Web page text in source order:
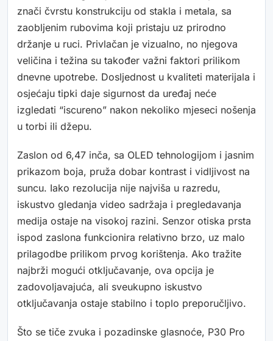
znači čvrstu konstrukciju od stakla i metala, sa
zaobljenim rubovima koji pristaju uz prirodno
držanje u ruci. Privlačan je vizualno, no njegova
veličina i težina su također važni faktori prilikom
dnevne upotrebe. Dosljednost u kvaliteti materijala i
osjećaju tipki daje sigurnost da uređaj neće
izgledati “iscureno” nakon nekoliko mjeseci nošenja
u torbi ili džepu.
Zaslon od 6,47 inča, sa OLED tehnologijom i jasnim
prikazom boja, pruža dobar kontrast i vidljivost na
suncu. Iako rezolucija nije najviša u razredu,
iskustvo gledanja video sadržaja i pregledavanja
medija ostaje na visokoj razini. Senzor otiska prsta
ispod zaslona funkcionira relativno brzo, uz malo
prilagodbe prilikom prvog korištenja. Ako tražite
najbrži mogući otključavanje, ova opcija je
zadovoljavajuća, ali sveukupno iskustvo
otključavanja ostaje stabilno i toplo preporučljivo.
Što se tiče zvuka i pozadinske glasnoće, P30 Pro